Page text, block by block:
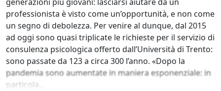
professionista è visto come un’opportunità, e non come
un segno di debolezza. Per venire al dunque, dal 2015
ad oggi sono quasi triplicate le richieste per il servizio di
consulenza psicologica offerto dall’Università di Trento:
sono passate da 123 a circa 300 l’anno. «Dopo la
pandemia sono aumentate in maniera esponenziale: in
particola...